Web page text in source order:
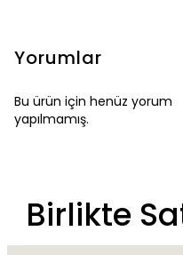
Yorumlar
Bu ürün için henüz yorum
yapılmamış.
Birlikte